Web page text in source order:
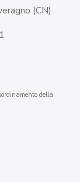
(CN)
della